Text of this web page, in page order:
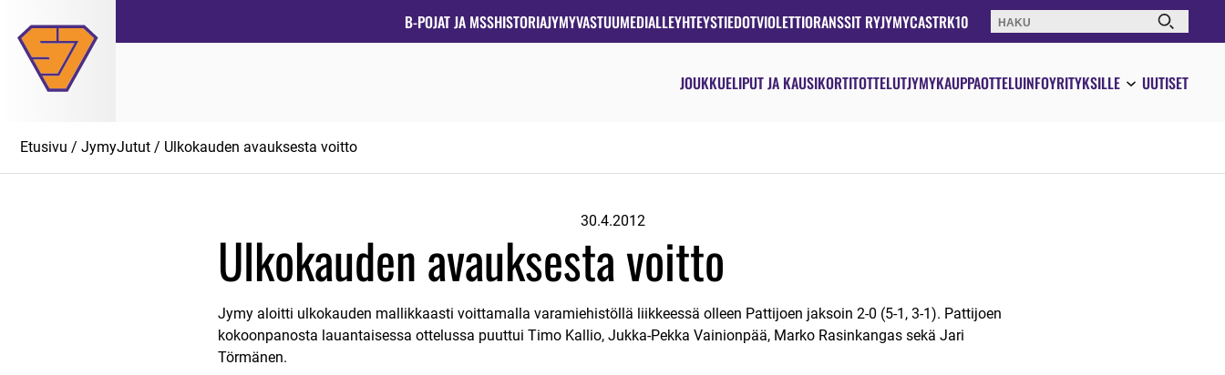
suoraan
sisältöön
B-POJAT JA MSSHISTORIAJYMYVASTUUMEDIALLEYHTEYSTIEDOTVIOLETTIORANSSIT RYJYMYCASTRK10 Haku:
JOUKKUELIPUT JA KAUSIKORTITOTTELUTJYMYKAUPPAOTTELUINFOYRITYKSILLE UUTISET
Etusivu / JymyJutut / Ulkokauden avauksesta voitto
30.4.2012
Ulkokauden avauksesta voitto
Jymy aloitti ulkokauden mallikkaasti voittamalla varamiehistöllä liikkeessä olleen Pattijoen jaksoin 2-0 (5-1, 3-1). Pattijoen
kokoonpanosta lauantaisessa ottelussa puuttui Timo Kallio, Jukka-Pekka Vainionpää, Marko Rasinkangas sekä Jari
Törmänen.